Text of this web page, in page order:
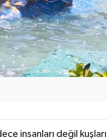
insanları değil